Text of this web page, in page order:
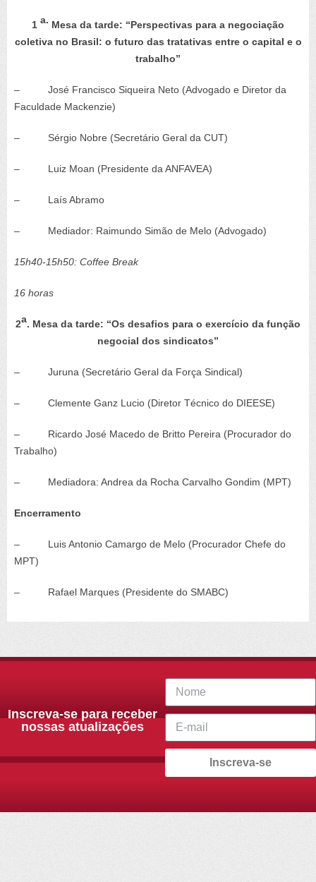
1 a. Mesa da tarde: “Perspectivas para a negociação
coletiva no Brasil: o futuro das tratativas entre o capital e o
trabalho”
– José Francisco Siqueira Neto (Advogado e Diretor da
Faculdade Mackenzie)
– Sérgio Nobre (Secretário Geral da CUT)
– Luiz Moan (Presidente da ANFAVEA)
– Laís Abramo
– Mediador: Raimundo Simão de Melo (Advogado)
15h40-15h50: Coffee Break
16 horas
2a. Mesa da tarde: “Os desafios para o exercício da função
negocial dos sindicatos”
– Juruna (Secretário Geral da Força Sindical)
– Clemente Ganz Lucio (Diretor Técnico do DIEESE)
– Ricardo José Macedo de Britto Pereira (Procurador do
Trabalho)
– Mediadora: Andrea da Rocha Carvalho Gondim (MPT)
Encerramento
– Luis Antonio Camargo de Melo (Procurador Chefe do
MPT)
– Rafael Marques (Presidente do SMABC)
Inscreva-se para receber
nossas atualizações
Inscreva-se